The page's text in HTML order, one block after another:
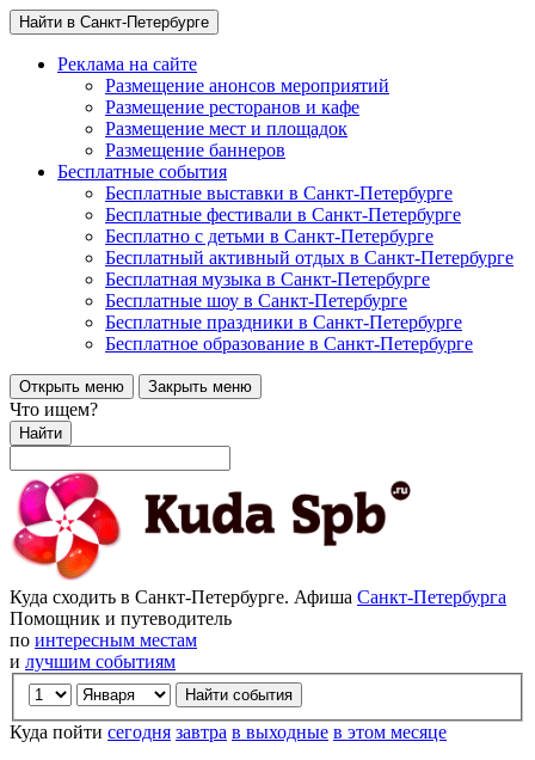
Найти в Санкт-Петербурге
Реклама на сайте
Размещение анонсов мероприятий
Размещение ресторанов и кафе
Размещение мест и площадок
Размещение баннеров
Бесплатные события
Бесплатные выставки в Санкт-Петербурге
Бесплатные фестивали в Санкт-Петербурге
Бесплатно с детьми в Санкт-Петербурге
Бесплатный активный отдых в Санкт-Петербурге
Бесплатная музыка в Санкт-Петербурге
Бесплатные шоу в Санкт-Петербурге
Бесплатные праздники в Санкт-Петербурге
Бесплатное образование в Санкт-Петербурге
Открыть меню Закрыть меню
Что ищем?
Найти
Куда сходить в Санкт-Петербурге. Афиша Санкт-Петербурга
Помощник и путеводитель
по интересным местам
и лучшим событиям
Куда пойти сегодня завтра в выходные в этом месяце